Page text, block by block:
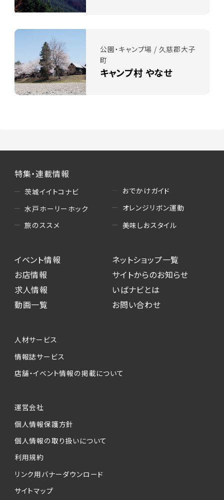
公園・キャンプ場 / 久慈郡大子
町
キャンプ村 やなせ
特集・連載情報
茨城イイトコナビ
水戸ホーリーホック
旅のススメ
おでかけガイド
オレンジリボン運動
美味しおスタイル
イベント情報
お店情報
求人情報
動画一覧
ネットショップ一覧
サイトからのお知らせ
いばナビとは
お問い合わせ
人材サービス
情報誌サービス
店舗・イベント情報の掲載について
運営会社
個人情報保護方針
個人情報の取り扱いについて
利用規約
リンク用バナーダウンロード
サイトマップ